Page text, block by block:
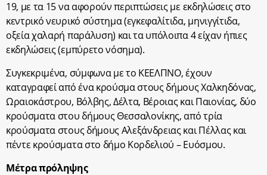
19, με τα 15 να αφορούν περιπτώσεις με εκδηλώσεις στο
κεντρικό νευρικό σύστημα (εγκεφαλίτιδα, μηνιγγίτιδα,
οξεία χαλαρή παράλυση) και τα υπόλοιπα 4 είχαν ήπιες
εκδηλώσεις (εμπύρετο νόσημα).
Συγκεκριμένα, σύμφωνα με το ΚΕΕΛΠΝΟ, έχουν
καταγραφεί από ένα κρούσμα στους δήμους Χαλκηδόνας,
Ωραιοκάστρου, Βόλβης, Δέλτα, Βέροιας και Παιονίας, δύο
κρούσματα στου δήμους Θεσσαλονίκης, από τρία
κρούσματα στους δήμους Αλεξάνδρειας και Πέλλας και
πέντε κρούσματα στο δήμο Κορδελιού – Ευόσμου.
Μέτρα πρόληψης